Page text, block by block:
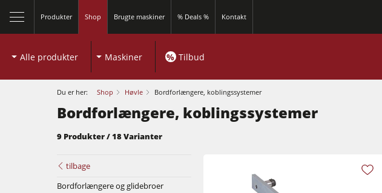
Produkter Shop Brugte maskiner % Deals % Kontakt
Alle produkter Maskiner % Tilbud
Du er her: Shop Høvle Bordforlængere, koblingssystemer
Bordforlængere, koblingssystemer
9 Produkter / 18 Varianter
tilbage
Bordforlængere og glidebroer